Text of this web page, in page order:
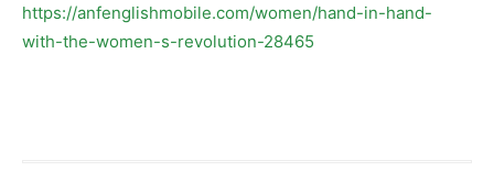
https://anfenglishmobile.com/women/hand-in-hand-
with-the-women-s-revolution-28465